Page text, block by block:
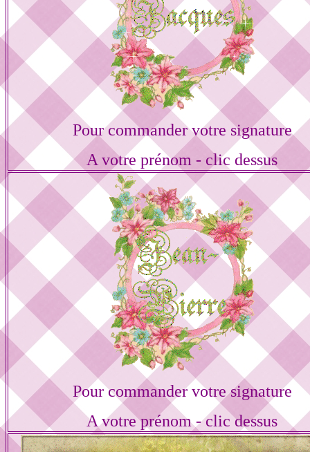
Pour commander votre signature
A votre prénom - clic dessus
Pour commander votre signature
A votre prénom - clic dessus